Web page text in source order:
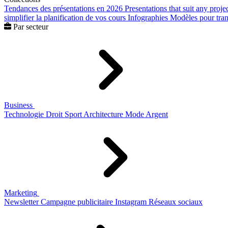
Tendances des présentations en 2026 Presentations that suit any
simplifier la planification de vos cours Infographies Modèles pour
Par secteur
Business
Technologie Droit Sport Architecture Mode Argent
Marketing
Newsletter Campagne publicitaire Instagram Réseaux sociaux